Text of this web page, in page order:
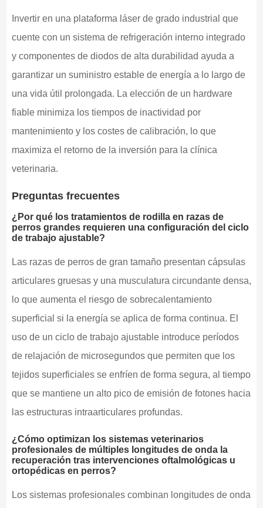
Invertir en una plataforma láser de grado industrial que
cuente con un sistema de refrigeración interno integrado
y componentes de diodos de alta durabilidad ayuda a
garantizar un suministro estable de energía a lo largo de
una vida útil prolongada. La elección de un hardware
fiable minimiza los tiempos de inactividad por
mantenimiento y los costes de calibración, lo que
maximiza el retorno de la inversión para la clínica
veterinaria.
Preguntas frecuentes
¿Por qué los tratamientos de rodilla en razas de
perros grandes requieren una configuración del ciclo
de trabajo ajustable?
Las razas de perros de gran tamaño presentan cápsulas
articulares gruesas y una musculatura circundante densa,
lo que aumenta el riesgo de sobrecalentamiento
superficial si la energía se aplica de forma continua. El
uso de un ciclo de trabajo ajustable introduce períodos
de relajación de microsegundos que permiten que los
tejidos superficiales se enfríen de forma segura, al tiempo
que se mantiene un alto pico de emisión de fotones hacia
las estructuras intraarticulares profundas.
¿Cómo optimizan los sistemas veterinarios
profesionales de múltiples longitudes de onda la
recuperación tras intervenciones oftalmológicas u
ortopédicas en perros?
Los sistemas profesionales combinan longitudes de onda